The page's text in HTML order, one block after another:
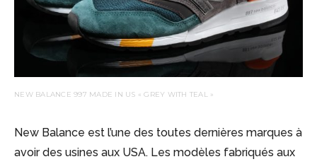
NEW BALANCE 997 MADE IN US « GREY WITH TEAL »
New Balance est l’une des toutes dernières marques à
avoir des usines aux USA. Les modèles fabriqués aux